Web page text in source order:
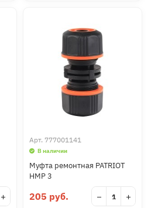
+
Арт. 777001141
В наличии
Муфта ремонтная PATRIOT
HMP 3
205 руб. − +